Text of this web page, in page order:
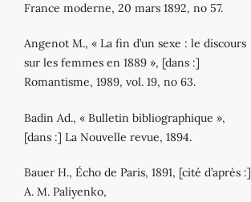
France moderne, 20 mars 1892, no 57.
Angenot M., « La fin d’un sexe : le discours
sur les femmes en 1889 », [dans :]
Romantisme, 1989, vol. 19, no 63.
Badin Ad., « Bulletin bibliographique »,
[dans :] La Nouvelle revue, 1894.
Bauer H., Écho de Paris, 1891, [cité d’après :]
A. M. Paliyenko,